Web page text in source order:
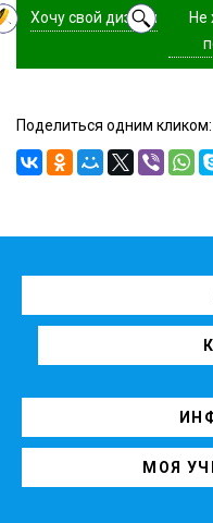
Хочу свой дизайн
Не
Поделиться одним кликом:
МОЯ